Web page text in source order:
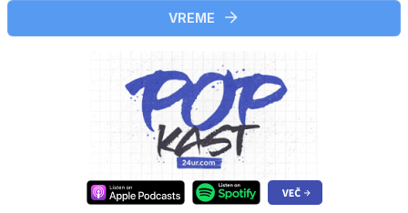
VREME